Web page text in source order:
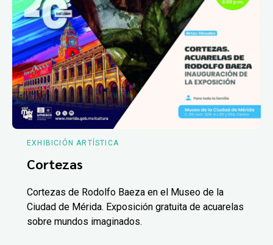
EXHIBICIÓN ARTÍSTICA
Cortezas
Cortezas de Rodolfo Baeza en el Museo de la
Ciudad de Mérida. Exposición gratuita de acuarelas
sobre mundos imaginados.